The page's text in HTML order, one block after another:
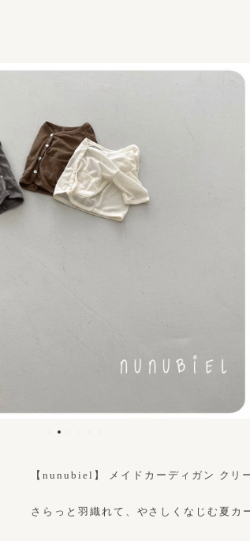
【nunubiel】 メイドカーディガン クリ
さらっと羽織れて、やさしくなじむ夏カ